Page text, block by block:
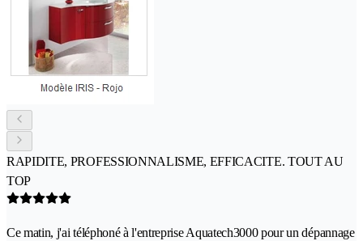
RAPIDITE, PROFESSIONNALISME, EFFICACITE. TOUT AU
TOP
Ce matin, j'ai téléphoné à l'entreprise Aquatech3000 pour un dépannage